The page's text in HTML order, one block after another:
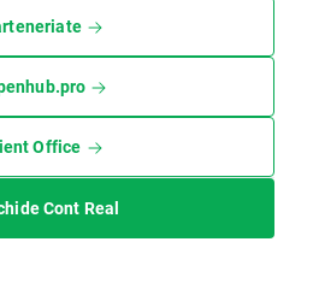
Office
Cont Real